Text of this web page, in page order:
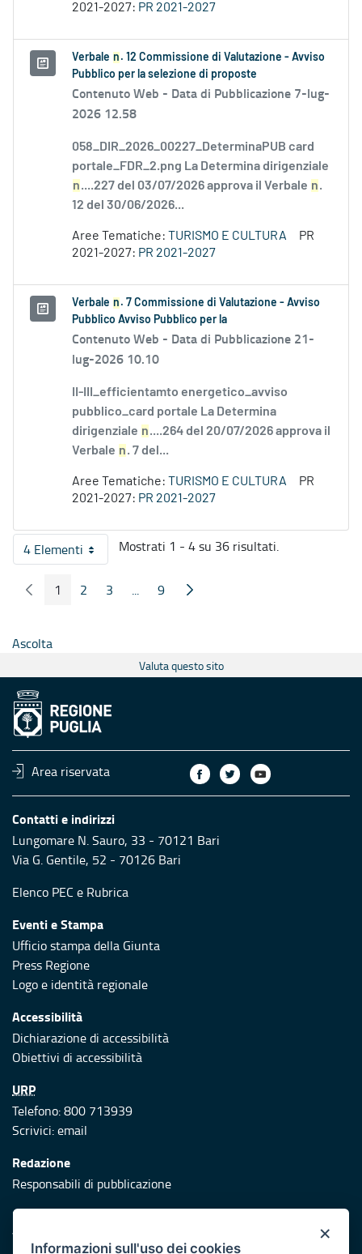
2021-2027: PR 2021-2027
Verbale n . 12 Commissione di Valutazione - Avviso
Pubblico per la selezione di proposte
Contenuto Web - Data di Pubblicazione 7-lug-
2026 12.58
058_DIR_2026_00227_DeterminaPUB card
portale_FDR_2.png La Determina dirigenziale
n....227 del 03/07/2026 approva il Verbale n.
12 del 30/06/2026...
Aree Tematiche: TURISMO E CULTURA
PR
2021-2027: PR 2021-2027
Verbale n . 7 Commissione di Valutazione - Avviso
Pubblico Avviso Pubblico per la
Contenuto Web - Data di Pubblicazione 21-
lug-2026 10.10
II-III_efficientamto energetico_avviso
pubblico_card portale La Determina
dirigenziale n....264 del 20/07/2026 approva il
Verbale n. 7 del...
Aree Tematiche: TURISMO E CULTURA
PR
2021-2027: PR 2021-2027
4 ElementiPer pagina
Mostrati 1 - 4 su 36 risultati.
Pagina Precedente
Pagina
1 Pagina
2 Pagina
3 ...
Pagine intermedie
Pagina
9 Pagina Seguente
Ascolta
Valuta questo sito
Area riservata
Contatti e indirizzi
Lungomare N. Sauro, 33 - 70121 Bari
Via G. Gentile, 52 - 70126 Bari
Elenco PEC e Rubrica
Eventi e Stampa
Ufficio stampa della Giunta
Press Regione
Logo e identità regionale
Accessibilità
Dichiarazione di accessibilità
Obiettivi di accessibilità
URP
Telefono: 800 713939
Scrivici:email
Redazione
Responsabili di pubblicazione
Protezione civile
Vai al sito di Protezione Civile Puglia ×
Informazioni sull'uso dei cookies